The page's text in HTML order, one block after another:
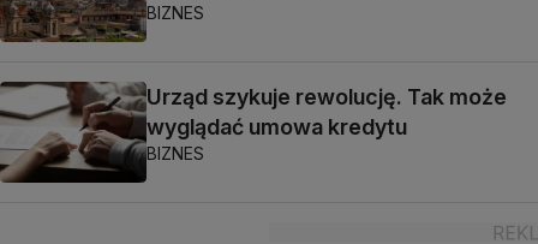
BIZNES
Urząd szykuje rewolucję. Tak może
wyglądać umowa kredytu
BIZNES